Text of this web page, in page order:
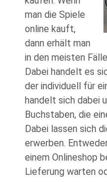
man die Spiele
online kauft,
dann erhält man
in den meisten
Dabei handelt es
der individuell für
handelt sich dabei
Buchstaben, die
Dabei lassen sich
erwerben.
einem Onlineshop
Lieferung warten